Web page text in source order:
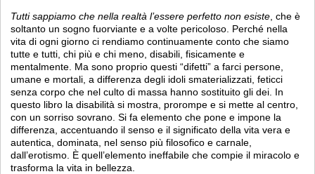
Tutti sappiamo che nella realtà l’essere perfetto non esiste , che è
soltanto un sogno fuorviante e a volte pericoloso. Perché nella
vita di ogni giorno ci rendiamo continuamente conto che siamo
tutte e tutti, chi più e chi meno, disabili, fisicamente e
mentalmente. Ma sono proprio questi “difetti” a farci persone,
umane e mortali, a differenza degli idoli smaterializzati, feticci
senza corpo che nel culto di massa hanno sostituito gli dei. In
questo libro la disabilità si mostra, prorompe e si mette al centro,
con un sorriso sovrano. Si fa elemento che pone e impone la
differenza, accentuando il senso e il significato della vita vera e
autentica, dominata, nel senso più filosofico e carnale,
dall’erotismo. È quell’elemento ineffabile che compie il miracolo e
trasforma la vita in bellezza.